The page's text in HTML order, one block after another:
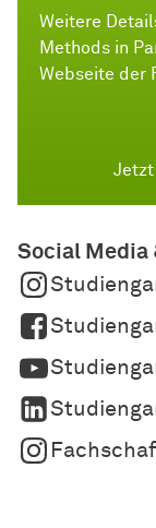
Weitere
Methods in
Webseite der
Jetzt
Social Media